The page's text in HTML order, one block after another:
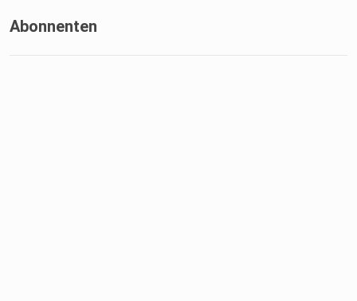
Abonnenten